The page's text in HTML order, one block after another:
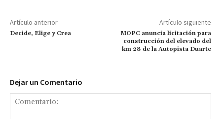
Artículo anterior
Decide, Elige y Crea
Artículo siguiente
MOPC anuncia licitación para
construcción del elevado del
km 28 de la Autopista Duarte
Dejar un Comentario